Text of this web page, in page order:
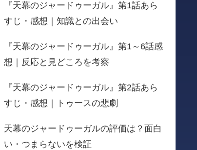
『天幕のジャードゥーガル』第1話あら
すじ・感想｜知識との出会い
『天幕のジャードゥーガル』第1～6話感
想｜反応と見どころを考察
『天幕のジャードゥーガル』第2話あら
すじ・感想｜トゥースの悲劇
天幕のジャードゥーガルの評価は？面白
い・つまらないを検証